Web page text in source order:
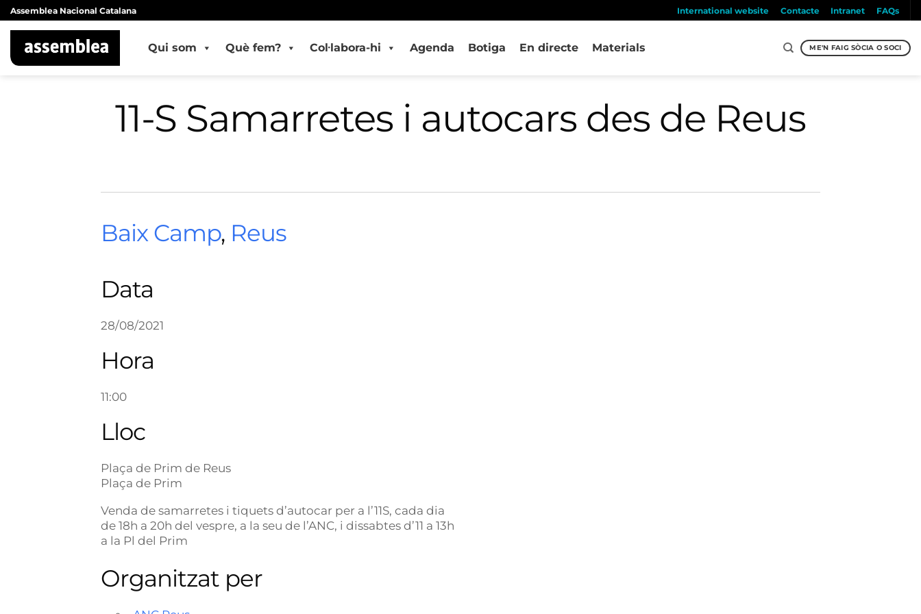
Skip
to
content
Assemblea Nacional Catalana International website Contacte Intranet FAQs
Qui som Què fem? Col·labora-hi Agenda Botiga En directe Materials ME'N FAIG SÒCIA O SOCI
11-S Samarretes i autocars des de Reus
Baix Camp, Reus
Data
28/08/2021
Hora
11:00
Lloc
Plaça de Prim de Reus
Plaça de Prim
Venda de samarretes i tiquets d’autocar per a l’11S, cada dia
de 18h a 20h del vespre, a la seu de l’ANC, i dissabtes d’11 a 13h
a la Pl del Prim
Organitzat per